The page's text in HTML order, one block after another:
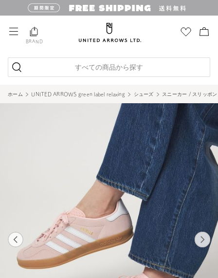
BRAND
すべての商品から探す
ホーム UNITED ARROWS green label relaxing シューズ スニーカー / スリッポン
2 15